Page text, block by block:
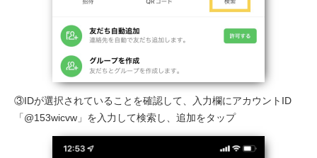
③IDが選択されていることを確認して、入力欄にアカウントID
「@153wicvw」を入力して検索し、追加をタップ